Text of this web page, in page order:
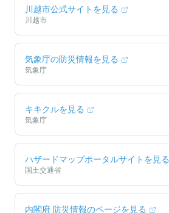
川越市公式サイトを見る
川越市
気象庁の防災情報を見る
気象庁
キキクルを見る
気象庁
ハザードマップポータルサイトを見る
国土交通省
内閣府 防災情報のページを見る